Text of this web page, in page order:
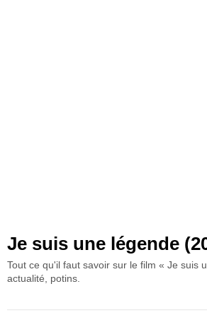
Je suis une légende
Tout ce qu'il faut savoir sur le film « Je suis
actualité, potins.